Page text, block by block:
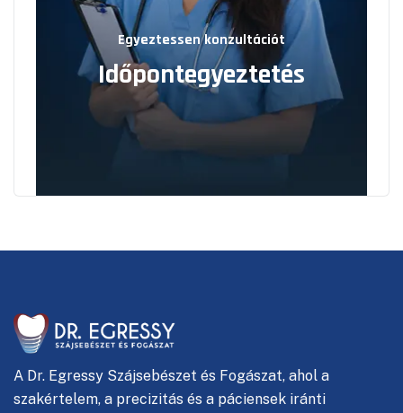
Egyeztessen konzultációt
Időpontegyeztetés
A Dr. Egressy Szájsebészet és Fogászat, ahol a
szakértelem, a precizitás és a páciensek iránti